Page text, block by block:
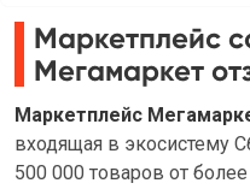
Маркетплейс
Мегамаркет
Маркетплейс
входящая в экосистему
500 000 товаров от